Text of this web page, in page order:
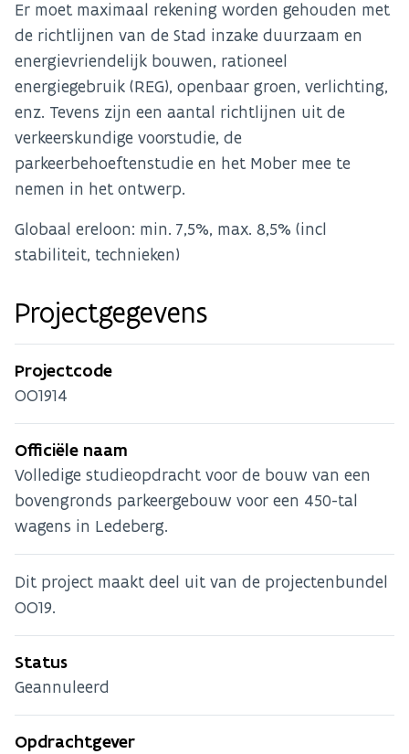
Er moet maximaal rekening worden gehouden met
de richtlijnen van de Stad inzake duurzaam en
energievriendelijk bouwen, rationeel
energiegebruik (REG), openbaar groen, verlichting,
enz. Tevens zijn een aantal richtlijnen uit de
verkeerskundige voorstudie, de
parkeerbehoeftenstudie en het Mober mee te
nemen in het ontwerp.
Globaal ereloon: min. 7,5%, max. 8,5% (incl
stabiliteit, technieken)
Projectgegevens
Projectcode
OO1914
Officiële naam
Volledige studieopdracht voor de bouw van een
bovengronds parkeergebouw voor een 450-tal
wagens in Ledeberg.
Dit project maakt deel uit van de projectenbundel
OO19.
Status
Geannuleerd
Opdrachtgever